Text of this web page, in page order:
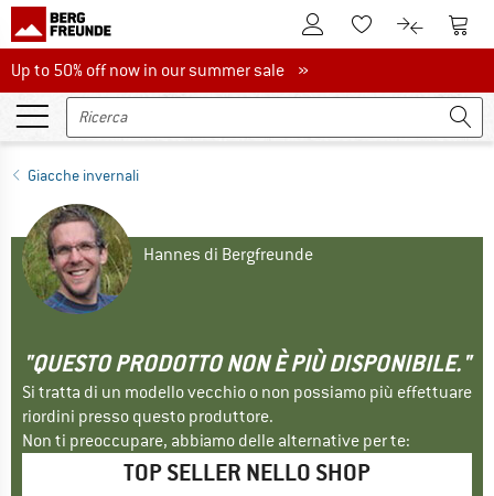
Al conto clienteAlla lista
Al Al
Up to 50% off now in our summer sale
Up to 50% off now in our summer sale »
Giacche invernali
Hannes di Bergfreunde
"QUESTO PRODOTTO NON È PIÙ DISPONIBILE."
Si tratta di un modello vecchio o non possiamo più effettuare
riordini presso questo produttore.
Non ti preoccupare, abbiamo delle alternative per te:
TOP SELLER NELLO SHOP